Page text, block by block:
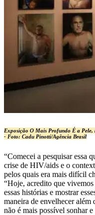
Exposição O Mais Profundo É a
- Foto: Cadu Pinotti/Agência Brasil
“Comecei a pesquisar essa
crise de HIV/aids e o
pelos quais era mais difícil
“Hoje, acredito que
essas histórias e mostrar
maneira de envelhecer além
não é mais possível sonhar e